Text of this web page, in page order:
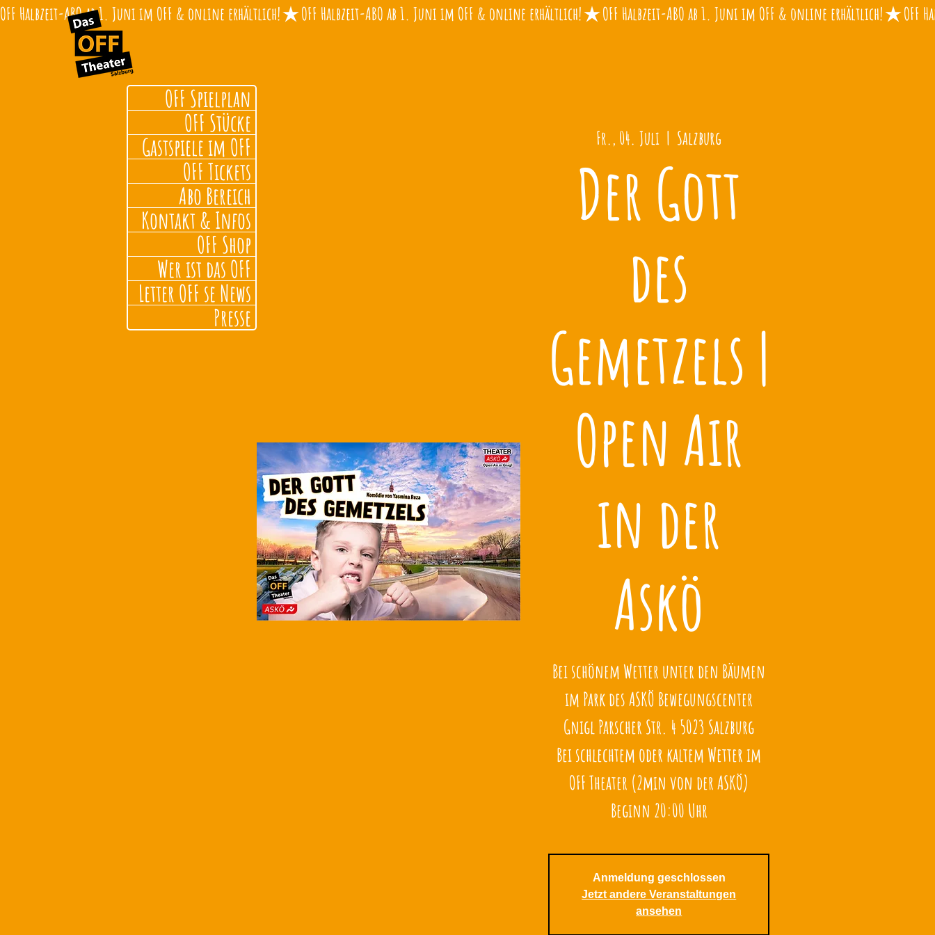
OFF Halbzeit-ABO ab 1. Juni im OFF & online erhältlich!
Fr., 04. Juli
  |
Salzburg
Der Gott
des
Gemetzels |
Open Air
in der
Askö
Bei schönem Wetter unter den Bäumen
im Park des ASKÖ Bewegungscenter
Gnigl Parscher Str. 4 5023 Salzburg
Bei schlechtem oder kaltem Wetter im
OFF Theater (2min von der ASKÖ)
Beginn 20:00 Uhr
Anmeldung geschlossen
Jetzt andere Veranstaltungen
ansehen
OFF Spielplan
OFF Stücke
Gastspiele im OFF
OFF Tickets
Abo Bereich
Kontakt & Infos
OFF Shop
Wer ist das OFF
Letter OFF se News
Presse